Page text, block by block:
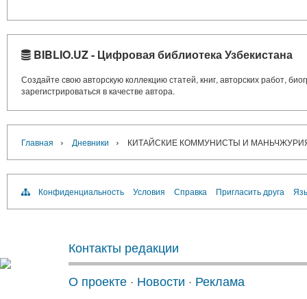
BIBLIO.UZ - Цифровая библиотека Узбекистана
Создайте свою авторскую коллекцию статей, книг, авторских работ,
зарегистрироваться в качестве автора.
Главная › Дневники › КИТАЙСКИЕ КОММУНИСТЫ И
Конфиденциальность Условия Справка Пригласить друга
Контакты редакции
О проекте · Новости · Реклама